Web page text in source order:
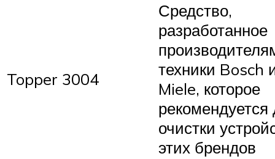
Topper 3004
Средство,
разработанное
техники Bosch
Miele, которое
рекомендуется
очистки
этих брендов